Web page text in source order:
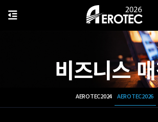
비즈니스
AEROTEC2024 AEROTEC2026